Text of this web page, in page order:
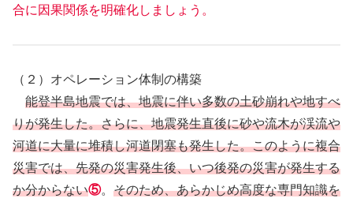
合に因果関係を明確化しましょう。
（２）オペレーション体制の構築
能登半島地震では、地震に伴い多数の土砂崩れや地すべ
りが発生した。さらに、地震発生直後に砂や流木が渓流や
河道に大量に堆積し河道閉塞も発生した。このように複合
災害では、先発の災害発生後、いつ後発の災害が発生する
か分からない⑤。 そのため、あらかじめ高度な専門知識を